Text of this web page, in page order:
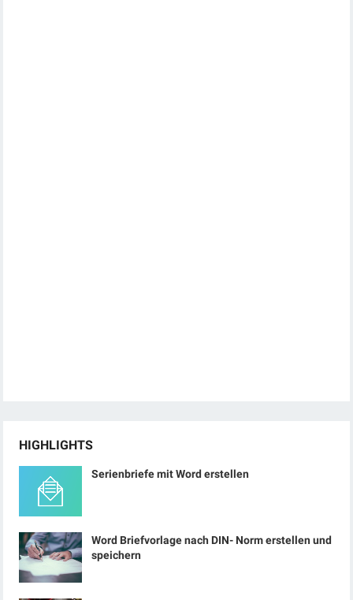
HIGHLIGHTS
Serienbriefe mit Word erstellen
Word Briefvorlage nach DIN- Norm erstellen und
speichern